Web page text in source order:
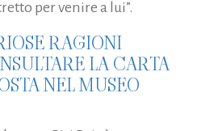
per venire a lui”.
RAGIONI
LA CARTA
NEL MUSEO